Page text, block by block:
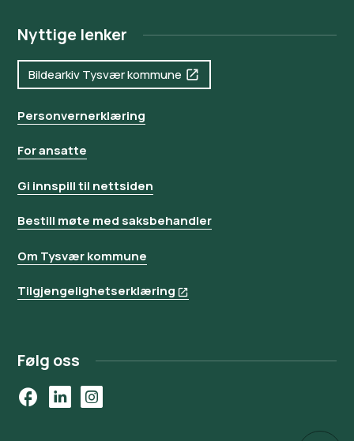
Nyttige lenker
Bildearkiv Tysvær kommune
Personvernerklæring
For ansatte
Gi innspill til nettsiden
Bestill møte med saksbehandler
Om Tysvær kommune
Tilgjengelighetserklæring
Følg oss
FacebookLinkedInInstagram